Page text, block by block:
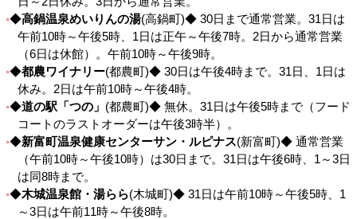
◆高鍋温泉めいりんの湯(高鍋町)◆ 30日まで通常営業。31日は
午前10時～午後5時、1日は正午～午後7時。2日から通常営業
（6日は休館）。午前10時～午後9時。
◆都農ワイナリー(都農町)◆ 30日は午後4時まで。31日、1日は
休み。2日は午前10時～午後4時。
◆道の駅「つの」 (都農町)◆ 無休。31日は午後5時まで（フード
コートのラストオーダーは午後3時半）。
◆新富町温泉健康センターサン・ルピナス(新富町)◆ 通常営業
（午前10時～午後10時）は30日まで。31日は午後6時、1～3日
は同8時まで。
◆木城温泉館・湯らら(木城町)◆ 31日は午前10時～午後5時、1
～3日は午前11時～午後8時。